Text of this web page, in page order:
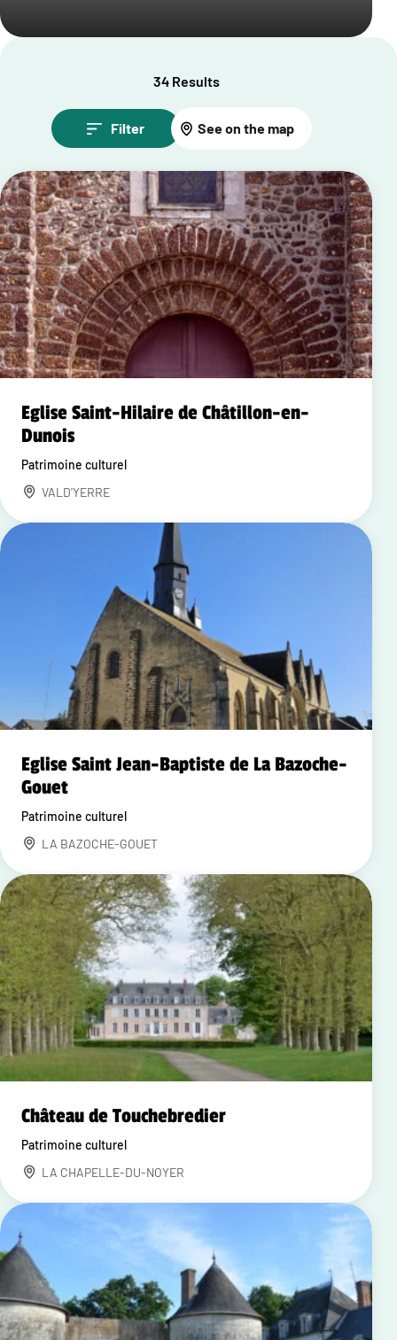
34 Results
Filter See on the map
Eglise Saint-Hilaire de Châtillon-en-
Dunois
Patrimoine culturel
VALD'YERRE
Eglise Saint Jean-Baptiste de La Bazoche-
Gouet
Patrimoine culturel
LA BAZOCHE-GOUET
Château de Touchebredier
Patrimoine culturel
LA CHAPELLE-DU-NOYER